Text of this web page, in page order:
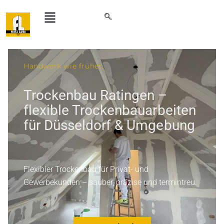
Handwerk wie früher.
Trockenbau Ratingen –
flexible Trockenbauarbeiten
für Düsseldorf & Umgebung
Flexibler Trockenbau für Privat- und
Gewerbekunden – sauber, präzise und termintreu.